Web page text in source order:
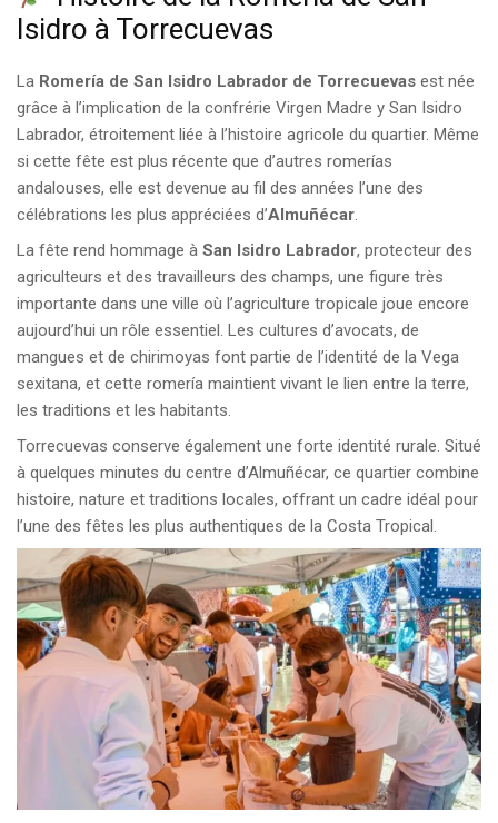
Isidro à Torrecuevas
La Romería de San Isidro Labrador de Torrecuevas est née
grâce à l’implication de la confrérie Virgen Madre y San Isidro
Labrador, étroitement liée à l’histoire agricole du quartier. Même
si cette fête est plus récente que d’autres romerías
andalouses, elle est devenue au fil des années l’une des
célébrations les plus appréciées d’Almuñécar.
La fête rend hommage à San Isidro Labrador, protecteur des
agriculteurs et des travailleurs des champs, une figure très
importante dans une ville où l’agriculture tropicale joue encore
aujourd’hui un rôle essentiel. Les cultures d’avocats, de
mangues et de chirimoyas font partie de l’identité de la Vega
sexitana, et cette romería maintient vivant le lien entre la terre,
les traditions et les habitants.
Torrecuevas conserve également une forte identité rurale. Situé
à quelques minutes du centre d’Almuñécar, ce quartier combine
histoire, nature et traditions locales, offrant un cadre idéal pour
l’une des fêtes les plus authentiques de la Costa Tropical.